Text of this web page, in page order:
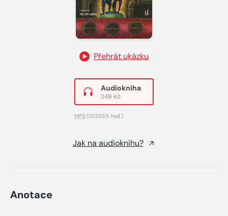
Přehrát ukázku
Audiokniha
249 Kč
MP3 (01:33:55 hod.)
Jak na audioknihu?
Anotace